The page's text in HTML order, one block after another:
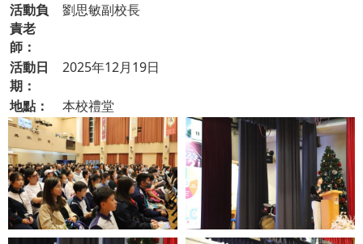
活動負
責老
師：
劉思敏副校長
活動日
期：
2025年12月19日
地點： 本校禮堂